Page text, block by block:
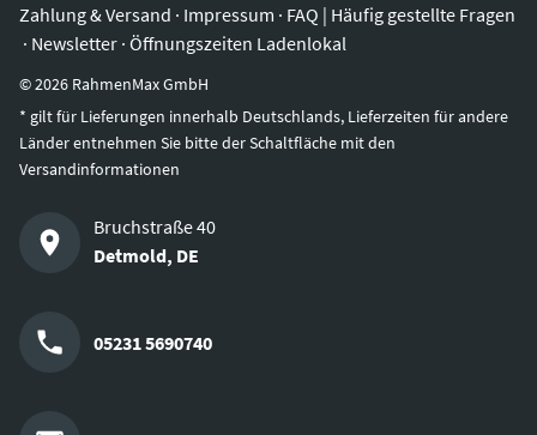
Zahlung & Versand · Impressum · FAQ | Häufig gestellte Fragen
· Newsletter · Öffnungszeiten Ladenlokal
©2026 RahmenMax GmbH
* gilt für Lieferungen innerhalb Deutschlands, Lieferzeiten für andere
Länder entnehmen Sie bitte der Schaltfläche mit den
Versandinformationen
Bruchstraße 40
Detmold, DE
05231 5690740